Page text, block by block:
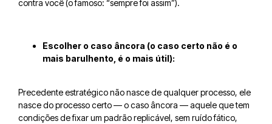
contra você (o famoso: “sempre foi assim”).
Escolher o caso âncora (o caso certo não é o
mais barulhento, é o mais útil):
Precedente estratégico não nasce de qualquer processo, ele
nasce do processo certo — o caso âncora — aquele que tem
condições de fixar um padrão replicável, sem ruído fático,